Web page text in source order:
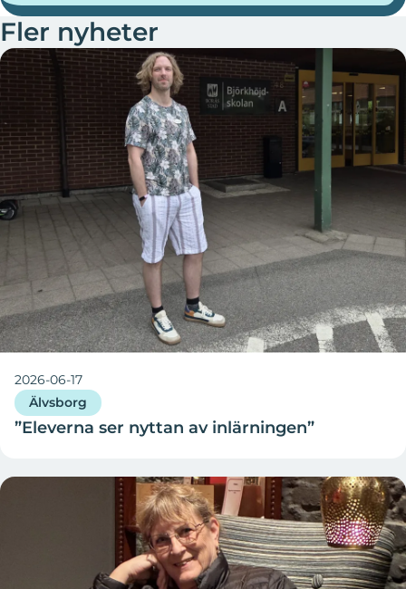
höga vattentryck samt arbete med hög värme
och smält metall. Företaget grundades i Kinna
utanför Borås år 1990. Idag finns TST på Viared
och har 16 anställda. Säkerhet, kvalitet, funktion
och komfort är viktiga ledord i TST:s utveckling
av sina skyddskläder. Företaget arbetar med
lokala producenter i Sverige och Baltikum för att
säkra en hållbar produktion. Med löftet ”saving
lives” strävar TST efter att göra världen lite
säkrare. Läs mer påtst-sweden.com
Superstudio
tar foto och film till fenomenala
höjder genom konstnärlig kvalitet och kreativt
hantverk. Deras arbete sträcker sig från enskilda
bilder till flerplattformskampanjer. Superstudios
kunder är ledande, världsomspännande
varumärken såväl som nya verksamheter med
höga ambitioner. Superstudio grundades i Borås
år 2003 där deras huvudkontor ligger än idag.
Med avstamp i Borås når Superstudios arbete ut
över hela världen. Läs mer påsuperstudio.com
Fler nyheter
2026-06-17
Älvsborg
”Eleverna ser nyttan av inlärningen”